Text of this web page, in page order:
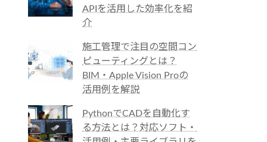
APIを活用した効率化を紹
介
施工管理で注目の空間コン
ピューティングとは？
BIM・Apple Vision Proの
活用例を解説
PythonでCADを自動化す
る方法とは？対応ソフト・